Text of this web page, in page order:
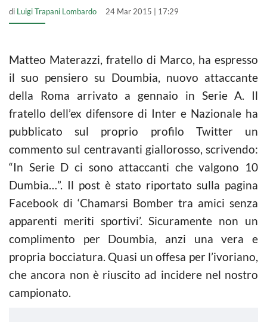
di Luigi Trapani Lombardo 24 Mar 2015 | 17:29
Matteo Materazzi, fratello di Marco, ha espresso
il suo pensiero su Doumbia, nuovo attaccante
della Roma arrivato a gennaio in Serie A. Il
fratello dell’ex difensore di Inter e Nazionale ha
pubblicato sul proprio profilo Twitter un
commento sul centravanti giallorosso, scrivendo:
“In Serie D ci sono attaccanti che valgono 10
Dumbia…”. Il post è stato riportato sulla pagina
Facebook di ‘Chamarsi Bomber tra amici senza
apparenti meriti sportivi’. Sicuramente non un
complimento per Doumbia, anzi una vera e
propria bocciatura. Quasi un offesa per l’ivoriano,
che ancora non è riuscito ad incidere nel nostro
campionato.